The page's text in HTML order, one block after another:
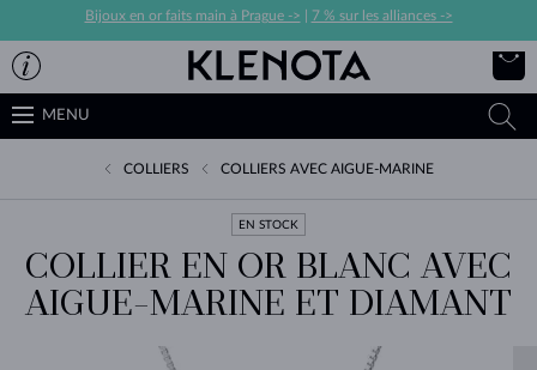
Bijoux en or faits main à Prague -> 7 % sur les alliances ->
MENU
COLLIERS COLLIERS AVEC AIGUE-MARINE
EN STOCK
COLLIER EN OR BLANC AVEC
AIGUE-MARINE ET DIAMANT